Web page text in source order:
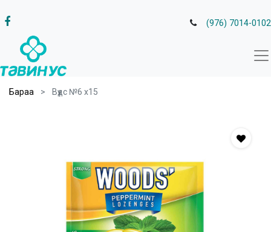
(976) 7014-0102
Бараа Вүүдс №6 х15